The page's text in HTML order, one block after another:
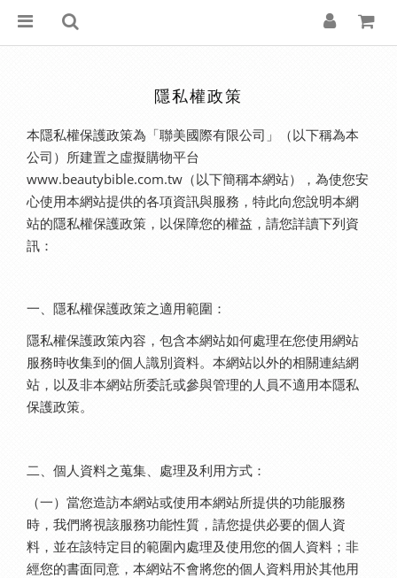
隱私權政策
本隱私權保護政策為「聯美國際有限公司」（以下稱為本
公司）所建置之虛擬購物平台
www.beautybible.com.tw（以下簡稱本網站），為使您安
心使用本網站提供的各項資訊與服務，特此向您說明本網
站的隱私權保護政策，以保障您的權益，請您詳讀下列資
訊：
一、隱私權保護政策之適用範圍：
隱私權保護政策內容，包含本網站如何處理在您使用網站
服務時收集到的個人識別資料。本網站以外的相關連結網
站，以及非本網站所委託或參與管理的人員不適用本隱私
保護政策。
二、個人資料之蒐集、處理及利用方式：
（一）當您造訪本網站或使用本網站所提供的功能服務
時，我們將視該服務功能性質，請您提供必要的個人資
料，並在該特定目的範圍內處理及使用您的個人資料；非
經您的書面同意，本網站不會將您的個人資料用於其他用